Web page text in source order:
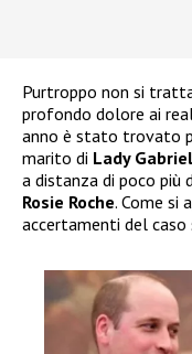
Purtroppo non si
profondo dolore ai
anno è stato trovato
marito di Lady
a distanza di poco più
Rosie Roche. Come si
accertamenti del caso